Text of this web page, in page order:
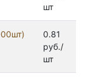
шт
0.81
руб./
шт